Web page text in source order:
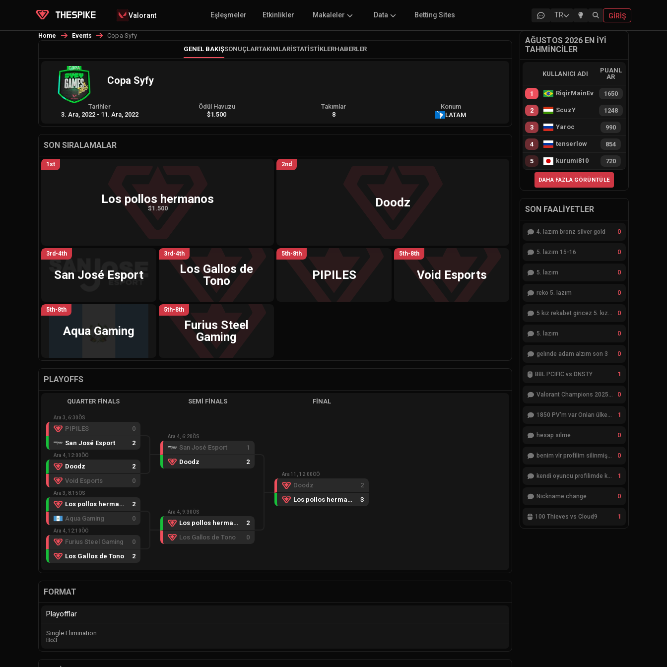
Valorant Eşleşmeler Etkinlikler Makaleler Data Betting Sites TR GIRIŞ
Home Events
Copa Syfy
GENEL BAKIŞSONUÇLARTAKIMLARİSTATISTIKLERHABERLER
Copa Syfy
Tarihler
3. Ara, 2022 - 11. Ara, 2022
Ödül Havuzu
$1.500
Takımlar
8
Konum
LATAM
SON SIRALAMALAR
1st
Los pollos hermanos
$1.500
2nd
Doodz
3rd-4th
San José Esport
3rd-4th
Los Gallos de
Tono
5th-8th
PIPILES
5th-8th
Void Esports
5th-8th
Aqua Gaming
5th-8th
Furius Steel
Gaming
PLAYOFFS
QUARTER FINALS
Ara 3, 6:30ÖS
PIPILES
0
San José Esport
2
Ara 4, 12:00ÖÖ
Doodz
2
Void Esports
0
Ara 3, 8:15ÖS
Los pollos hermanos
2
Aqua Gaming
0
Ara 4, 12:10ÖÖ
Furius Steel Gaming
0
Los Gallos de Tono
2
SEMI FINALS
Ara 4, 6:20ÖS
San José Esport
1
Doodz
2
Ara 4, 9:30ÖS
Los pollos hermanos
2
Los Gallos de Tono
0
FINAL
Ara 11, 12:00ÖÖ
Doodz
2
Los pollos hermanos
3
FORMAT
Playofflar
Single Elimination
Bo3
AĞUSTOS 2026 EN İYI
TAHMINCILER
KULLANICI ADI
PUANL
AR
1 RiqirMainEvie 1650
2 ScuzY 1248
3 Yaroc 990
4 tenserlow 854
5 kurumi810 720
DAHA FAZLA GÖRÜNTÜLE
SON FAALIYETLER
4. lazım bronz silver gold 0
5. lazım 15-16 0
5. lazım 0
reko 5. lazım 0
5 kız rekabet giricez 5. kız eksik 0
5. lazım 0
gelınde adam alzım son 3 0
BBL PCIFIC vs DNSTY 1
Valorant Champions 2025 Grand Final 0
1850 PV'm var Onları ülkemde değiştiremiyorum 1
hesap silme 0
benim vlr profilim silinmiş yok gözükmüyor 0
kendi oyuncu profilimde ki bilgileri düzenlemek istiyorum 1
Nickname change 0
100 Thieves vs Cloud9 1